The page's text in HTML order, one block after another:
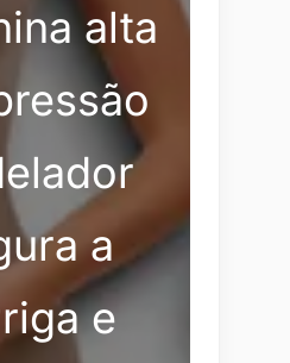
alta
a
e